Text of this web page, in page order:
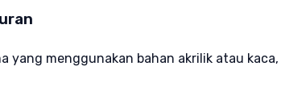
yang menggunakan bahan akrilik atau